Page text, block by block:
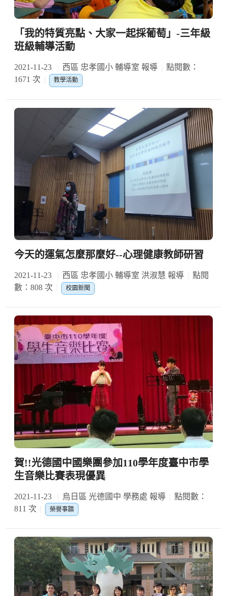
「我的特質亮點、大家一起採葡萄」-三年級
班級輔導活動
2021-11-23 西區 忠孝國小 輔導室 報導
點閱數：
1671 次
教學活動
今天的運氣怎麼那麼好--心理健康教師研習
2021-11-23 西區 忠孝國小 輔導室 洪淑慧 報導
點閱
數：808 次
校園新聞
賀!!光德國中國樂團參加110學年度臺中市學
生音樂比賽表現優異
2021-11-23 烏日區 光德國中 學務處 報導
點閱數：
811 次
榮譽事蹟